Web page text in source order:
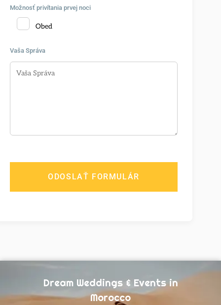
Možnosť privítania prvej noci
Obed
Vaša Správa
Dream Weddings & Events in
Morocco